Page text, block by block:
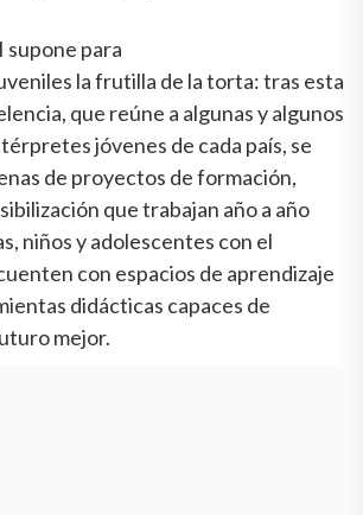
supone para
la frutilla de la torta: tras esta
que reúne a algunas y algunos
jóvenes de cada país, se
de proyectos de formación,
que trabajan año a año
niños y adolescentes con el
con espacios de aprendizaje
didácticas capaces de
mejor.